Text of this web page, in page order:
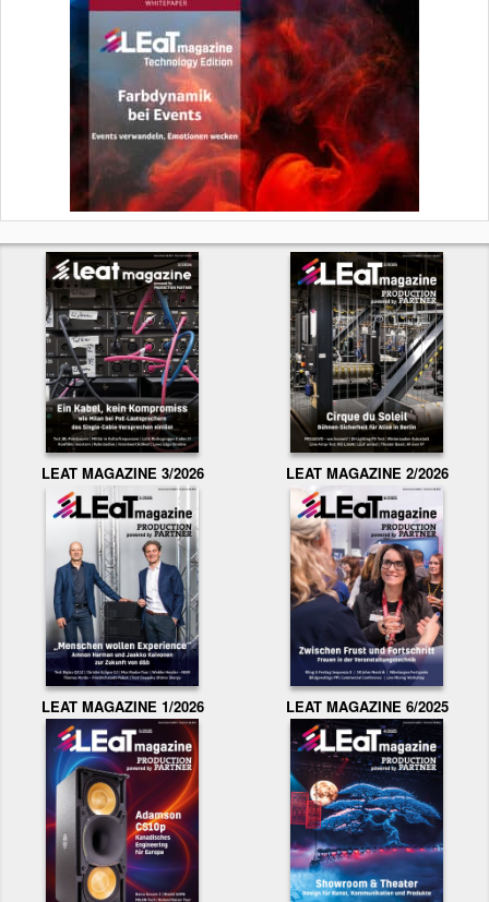
LEAT MAGAZINE 3/2026 LEAT MAGAZINE 2/2026
LEAT MAGAZINE 1/2026 LEAT MAGAZINE 6/2025